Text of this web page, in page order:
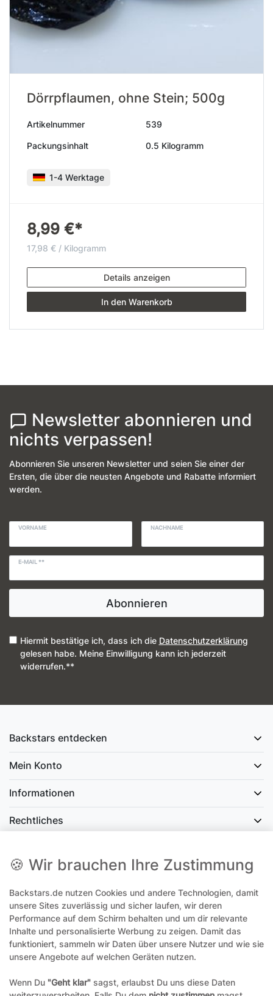
Dörrpflaumen, ohne Stein; 500g
Artikelnummer 539
Packungsinhalt 0.5 Kilogramm
1-4 Werktage
8,99 €*
17,98 € / Kilogramm
Details anzeigen
In den Warenkorb
Newsletter abonnieren und
nichts verpassen!
Abonnieren Sie unseren Newsletter und seien Sie einer der
Ersten, die über die neusten Angebote und Rabatte informiert
werden.
VORNAME NACHNAME
E-MAIL **
Abonnieren
Hiermit bestätige ich, dass ich die Daten­schutz­erklärung
gelesen habe. Meine Einwilligung kann ich jederzeit
widerrufen.**
Backstars entdecken
Mein Konto
Informationen
Rechtliches
office@backstars.de
Wir antworten Ihnen schnellstmöglich. An Sonn- und Feiertagen kann
es evtl. zu Verzögerungen kommen.
07306 306239¹
Freitags am besten zwischen 8-12 Uhr
🍪 Wir brauchen Ihre Zustimmung
Backstars.de nutzen Cookies und andere Technologien, damit
unsere Sites zuverlässig und sicher laufen, wir deren
Performance auf dem Schirm behalten und um dir relevante
Inhalte und personalisierte Werbung zu zeigen. Damit das
funktioniert, sammeln wir Daten über unsere Nutzer und wie sie
unsere Angebote auf welchen Geräten nutzen.
Wenn Du "Geht klar" sagst, erlaubst Du uns diese Daten